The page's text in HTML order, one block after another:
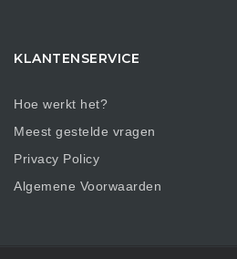
KLANTENSERVICE
Hoe werkt het?
Meest gestelde vragen
Privacy Policy
Algemene Voorwaarden